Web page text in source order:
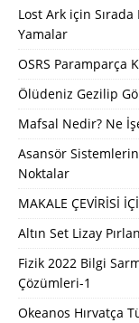
Lost Ark için
Yamalar
OSRS Paramparça
Ölüdeniz Gezilip
Mafsal Nedir? Ne
Asansör
Noktalar
MAKALE ÇEVİRİSİ
Altın Set Lizay
Fizik 2022 Bilgi
Çözümleri-1
Okeanos Hırvatça